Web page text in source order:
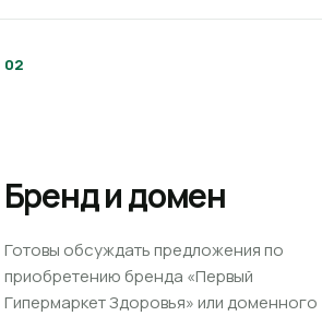
02
Бренд и домен
Готовы обсуждать предложения по
приобретению бренда «Первый
Гипермаркет Здоровья» или доменного